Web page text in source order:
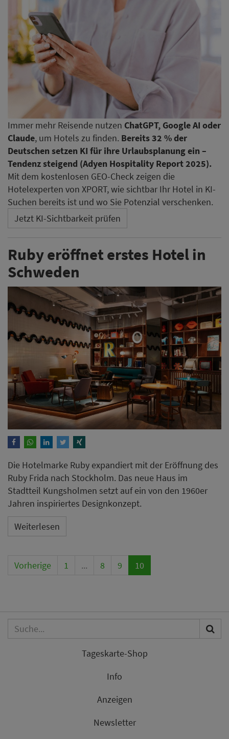
Immer mehr Reisende nutzen ChatGPT, Google AI oder
Claude, um Hotels zu finden. Bereits 32 % der
Deutschen setzen KI für ihre Urlaubsplanung ein –
Tendenz steigend (Adyen Hospitality Report 2025).
Mit dem kostenlosen GEO-Check zeigen die
Hotelexperten von XPORT, wie sichtbar Ihr Hotel in KI-
Suchen bereits ist und wo Sie Potenzial verschenken.
Jetzt KI-Sichtbarkeit prüfen
Ruby eröffnet erstes Hotel in
Schweden
Die Hotelmarke Ruby expandiert mit der Eröffnung des
Ruby Frida nach Stockholm. Das neue Haus im
Stadtteil Kungsholmen setzt auf ein von den 1960er
Jahren inspiriertes Designkonzept.
Weiterlesen
Vorherige 1 ... 8 9 10
Tageskarte-Shop
Info
Anzeigen
Newsletter